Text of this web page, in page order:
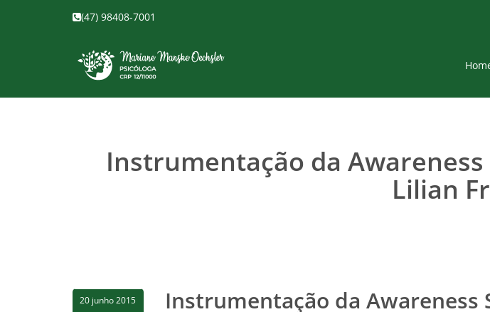
(47) 98408-7001
Instrumentação da
Lilian
20 junho 2015
Instrumentação da Awareness